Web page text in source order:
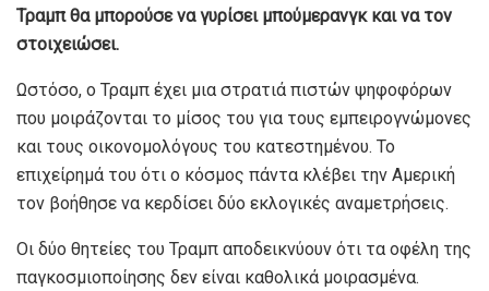
Τραμπ θα μπορούσε να γυρίσει μπούμερανγκ και να τον
στοιχειώσει.
Ωστόσο, ο Τραμπ έχει μια στρατιά πιστών ψηφοφόρων
που μοιράζονται το μίσος του για τους εμπειρογνώμονες
και τους οικονομολόγους του κατεστημένου. Το
επιχείρημά του ότι ο κόσμος πάντα κλέβει την Αμερική
τον βοήθησε να κερδίσει δύο εκλογικές αναμετρήσεις.
Οι δύο θητείες του Τραμπ αποδεικνύουν ότι τα οφέλη της
παγκοσμιοποίησης δεν είναι καθολικά μοιρασμένα.